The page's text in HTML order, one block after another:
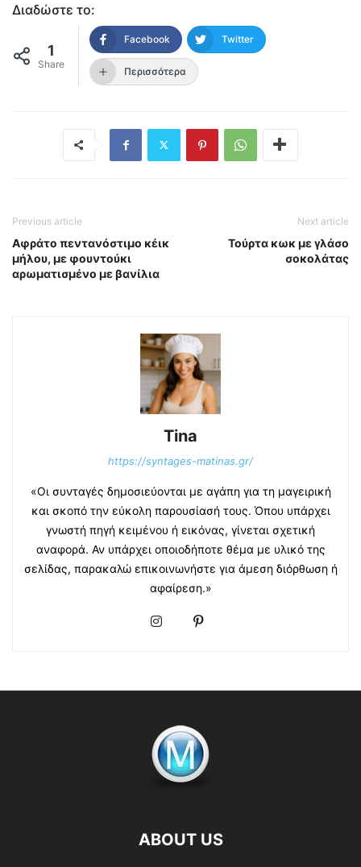
Διαδώστε το:
1
Share
Facebook Twitter
Περισσότερα
Previous article
Αφράτο πεντανόστιμο κέικ
μήλου, με φουντούκι
αρωματισμένο με βανίλια
Next article
Τούρτα κωκ με γλάσο
σοκολάτας
Tina
https://syntages-matinas.gr/
«Οι συνταγές δημοσιεύονται με αγάπη για τη μαγειρική
και σκοπό την εύκολη παρουσίασή τους. Όπου υπάρχει
γνωστή πηγή κειμένου ή εικόνας, γίνεται σχετική
αναφορά. Αν υπάρχει οποιοδήποτε θέμα με υλικό της
σελίδας, παρακαλώ επικοινωνήστε για άμεση διόρθωση ή
αφαίρεση.»
ABOUT US